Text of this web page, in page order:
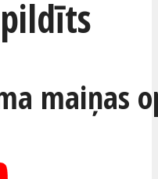
maiņas